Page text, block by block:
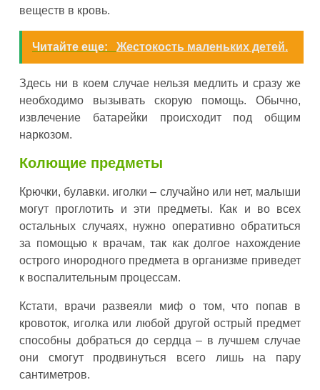
веществ в кровь.
Читайте еще: Жестокость маленьких детей.
Здесь ни в коем случае нельзя медлить и сразу же
необходимо вызывать скорую помощь. Обычно,
извлечение батарейки происходит под общим
наркозом.
Колющие предметы
Крючки, булавки. иголки – случайно или нет, малыши
могут проглотить и эти предметы. Как и во всех
остальных случаях, нужно оперативно обратиться
за помощью к врачам, так как долгое нахождение
острого инородного предмета в организме приведет
к воспалительным процессам.
Кстати, врачи развеяли миф о том, что попав в
кровоток, иголка или любой другой острый предмет
способны добраться до сердца – в лучшем случае
они смогут продвинуться всего лишь на пару
сантиметров.